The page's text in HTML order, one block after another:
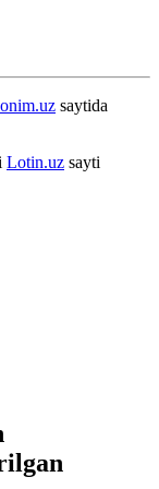
saytida
Lotin.uz sayti